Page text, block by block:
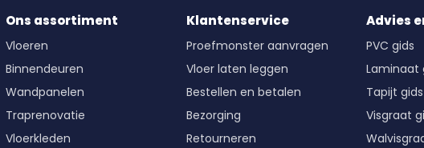
Ons assortiment
Vloeren
Binnendeuren
Wandpanelen
Traprenovatie
Vloerkleden
Klantenservice
Proefmonster aanvragen
Vloer laten leggen
Bestellen en betalen
Bezorging
Retourneren
Advies
PVC gids
Laminaat
Tapijt gids
Visgraat